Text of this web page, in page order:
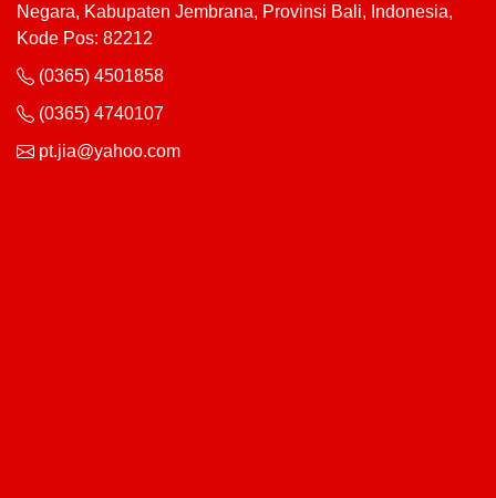
Negara, Kabupaten Jembrana, Provinsi Bali, Indonesia,
Kode Pos: 82212
(0365) 4501858
(0365) 4740107
pt.jia@yahoo.com